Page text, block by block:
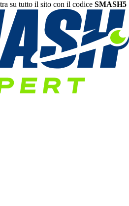
su tutto il sito con il codice SMASH5